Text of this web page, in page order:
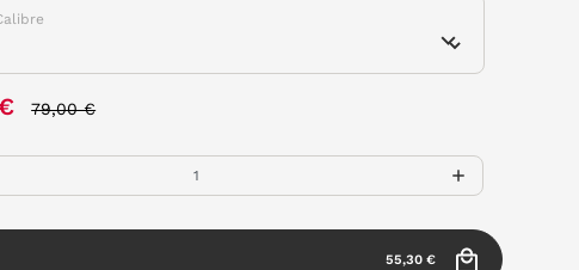
79,00 €
55,30 €